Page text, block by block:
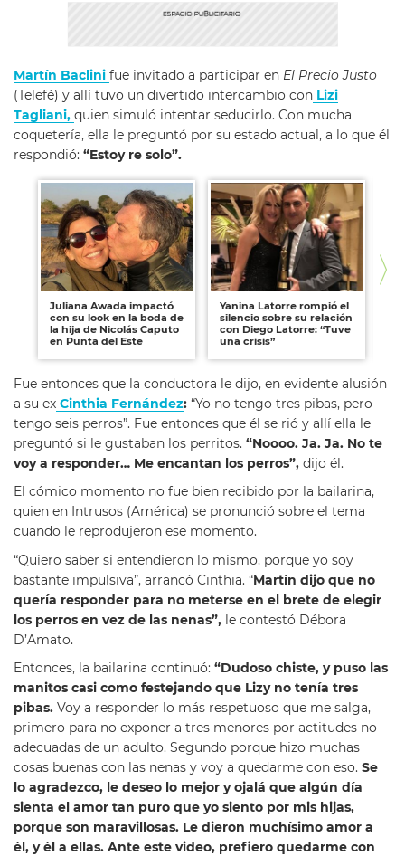
Martín Baclini fue invitado a participar en El Precio Justo
(Telefé) y allí tuvo un divertido intercambio con Lizi
Tagliani, quien simuló intentar seducirlo. Con mucha
coquetería, ella le preguntó por su estado actual, a lo que él
respondió: “Estoy re solo”.
Juliana Awada impactó
con su look en la boda de
la hija de Nicolás Caputo
en Punta del Este
Yanina Latorre rompió el
silencio sobre su relación
con Diego Latorre: “Tuve
una crisis”
Fue entonces que la conductora le dijo, en evidente alusión
a su ex Cinthia Fernández: “Yo no tengo tres pibas, pero
tengo seis perros”. Fue entonces que él se rió y allí ella le
preguntó si le gustaban los perritos. “Noooo. Ja. Ja. No te
voy a responder… Me encantan los perros”, dijo él.
El cómico momento no fue bien recibido por la bailarina,
quien en Intrusos (América) se pronunció sobre el tema
cuando le reprodujeron ese momento.
“Quiero saber si entendieron lo mismo, porque yo soy
bastante impulsiva”, arrancó Cinthia. “Martín dijo que no
quería responder para no meterse en el brete de elegir
los perros en vez de las nenas”, le contestó Débora
D’Amato.
Entonces, la bailarina continuó: “Dudoso chiste, y puso las
manitos casi como festejando que Lizy no tenía tres
pibas. Voy a responder lo más respetuoso que me salga,
primero para no exponer a tres menores por actitudes no
adecuadas de un adulto. Segundo porque hizo muchas
cosas buenas con las nenas y voy a quedarme con eso. Se
lo agradezco, le deseo lo mejor y ojalá que algún día
sienta el amor tan puro que yo siento por mis hijas,
porque son maravillosas. Le dieron muchísimo amor a
él, y él a ellas. Ante este video, prefiero quedarme con